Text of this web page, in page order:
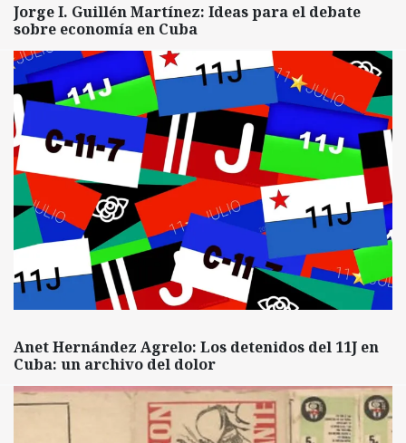
Jorge I. Guillén Martínez: Ideas para el debate
sobre economía en Cuba
Anet Hernández Agrelo: Los detenidos del 11J en
Cuba: un archivo del dolor